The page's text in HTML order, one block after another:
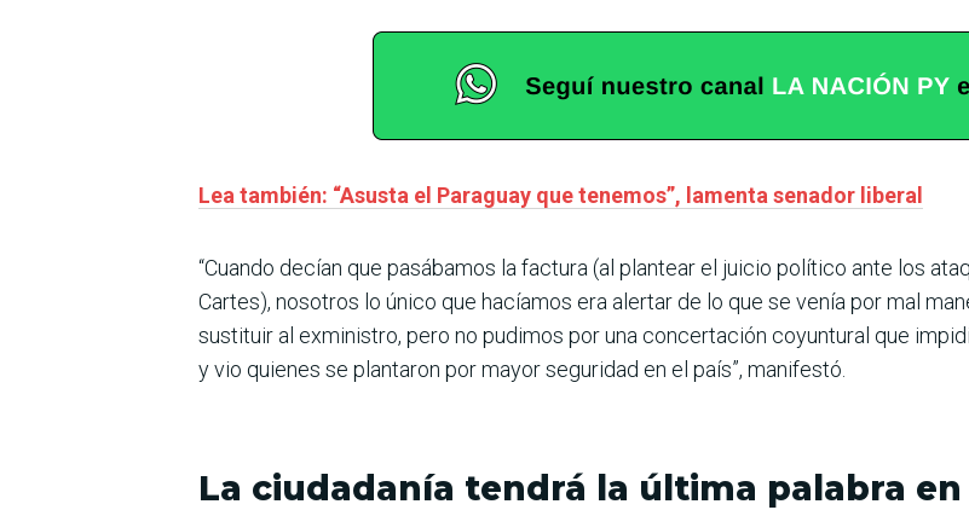
Lea también: “Asusta el Paraguay que tenemos”, lamenta senador liberal
“Cuando decían que pasábamos la factura (al plantear el juicio político ante los
Cartes), nosotros lo único que hacíamos era alertar de lo que se venía por mal
sustituir al exministro, pero no pudimos por una concertación coyuntural que
y vio quienes se plantaron por mayor seguridad en el país”, manifestó.
La ciudadanía tendrá la última palabra